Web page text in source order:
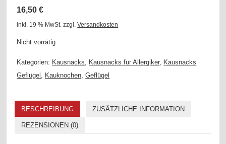
16,50€
inkl. 19 % MwSt. zzgl.Versandkosten
Nicht vorrätig
Kategorien: Kausnacks Kausnacks für Allergiker, Kausnacks
Geflügel
Kauknochen ,Geflügel
BESCHREIBUNG ZUSÄTZLICHE INFORMATION
REZENSIONEN (0)